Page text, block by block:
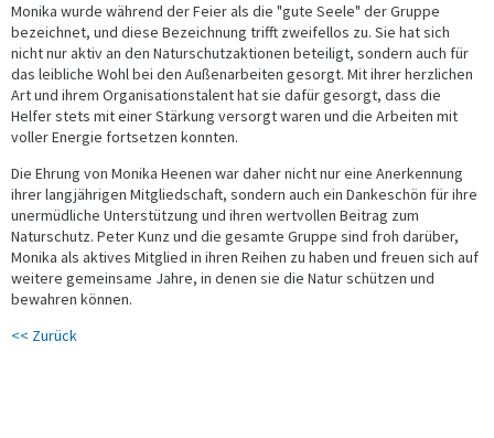
Monika wurde während der Feier als die "gute Seele" der Gruppe
bezeichnet, und diese Bezeichnung trifft zweifellos zu. Sie hat sich
nicht nur aktiv an den Naturschutzaktionen beteiligt, sondern auch für
das leibliche Wohl bei den Außenarbeiten gesorgt. Mit ihrer herzlichen
Art und ihrem Organisationstalent hat sie dafür gesorgt, dass die
Helfer stets mit einer Stärkung versorgt waren und die Arbeiten mit
voller Energie fortsetzen konnten.
Die Ehrung von Monika Heenen war daher nicht nur eine Anerkennung
ihrer langjährigen Mitgliedschaft, sondern auch ein Dankeschön für ihre
unermüdliche Unterstützung und ihren wertvollen Beitrag zum
Naturschutz. Peter Kunz und die gesamte Gruppe sind froh darüber,
Monika als aktives Mitglied in ihren Reihen zu haben und freuen sich auf
weitere gemeinsame Jahre, in denen sie die Natur schützen und
bewahren können.
<< Zurück